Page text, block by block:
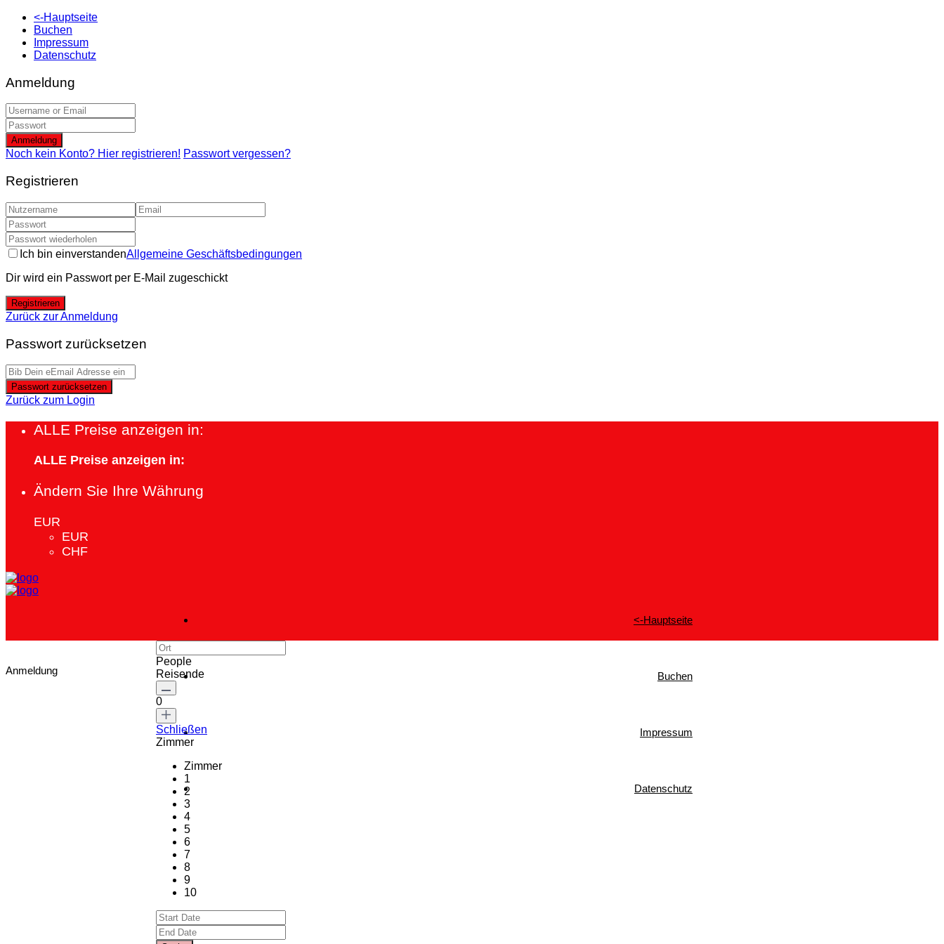
<-Hauptseite
Buchen
Impressum
Datenschutz
Anmeldung
Anmeldung
Noch kein Konto? Hier registrieren! Passwort vergessen?
Registrieren
Ich bin einverstandenAllgemeine Geschäftsbedingungen
Dir wird ein Passwort per E-Mail zugeschickt
Registrieren
Zurück zur Anmeldung
Passwort zurücksetzen
Passwort zurücksetzen
Zurück zum Login
ALLE Preise anzeigen in:
ALLE Preise anzeigen in:
Ändern Sie Ihre Währung
EUR
EUR
CHF
<-Hauptseite
Buchen
Impressum
Datenschutz
Anmeldung
People
Reisende
0
Schließen
Zimmer
Zimmer
1
2
3
4
5
6
7
8
9
10